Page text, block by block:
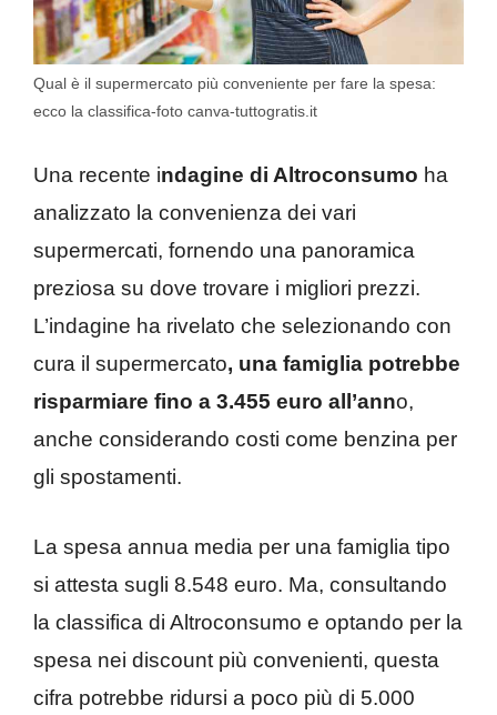
Qual è il supermercato più conveniente per fare la spesa:
ecco la classifica-foto canva-tuttogratis.it
Una recente indagine di Altroconsumo ha
analizzato la convenienza dei vari
supermercati, fornendo una panoramica
preziosa su dove trovare i migliori prezzi.
L’indagine ha rivelato che selezionando con
cura il supermercato, una famiglia potrebbe
risparmiare fino a 3.455 euro all’anno,
anche considerando costi come benzina per
gli spostamenti.
La spesa annua media per una famiglia tipo
si attesta sugli 8.548 euro. Ma, consultando
la classifica di Altroconsumo e optando per la
spesa nei discount più convenienti, questa
cifra potrebbe ridursi a poco più di 5.000